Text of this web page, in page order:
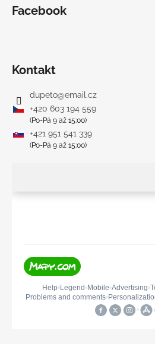
Facebook
Kontakt
dupeto@email.cz
+420 603 194 559
(Po-Pá 9 až 15:00)
+421 951 541 339
(Po-Pá 9 až 15:00)